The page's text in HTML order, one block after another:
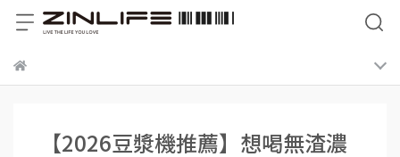
【2026豆漿機推薦】想喝無渣濃